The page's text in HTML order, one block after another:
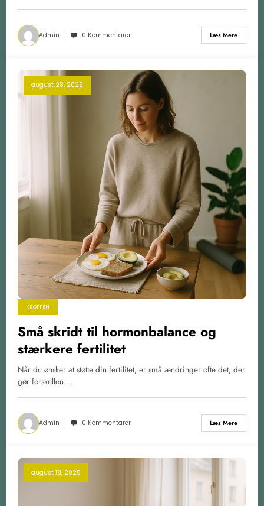
Admin 0 Kommentarer Læs Mere
august 28, 2025
KROPPEN
Små skridt til hormonbalance og
stærkere fertilitet
Når du ønsker at støtte din fertilitet, er små ændringer ofte det, der
gør forskellen.…
Admin 0 Kommentarer Læs Mere
august 18, 2025